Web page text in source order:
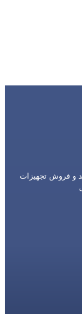
و فروش تجهیزات